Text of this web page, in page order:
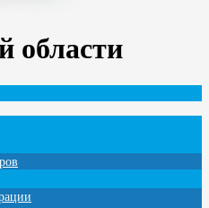
области